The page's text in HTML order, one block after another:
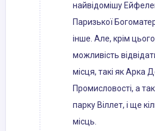
найвідомішу
Паризької
інше. Але, крім
можливість
місця, такі як Арка
Промисловості, а
парку Віллет, і ще
місць.